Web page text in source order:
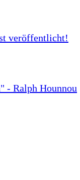
veröffentlicht!
- Ralph Hounnou